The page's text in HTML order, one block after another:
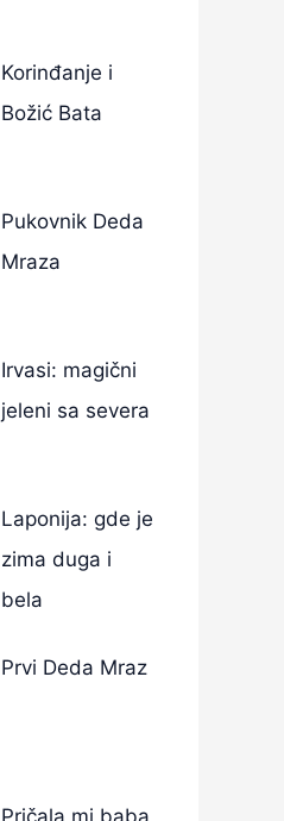
Korinđanje i
Božić Bata
Pukovnik Deda
Mraza
Irvasi: magični
jeleni sa severa
Laponija: gde je
zima duga i
bela
Prvi Deda Mraz
Pričala mi baba